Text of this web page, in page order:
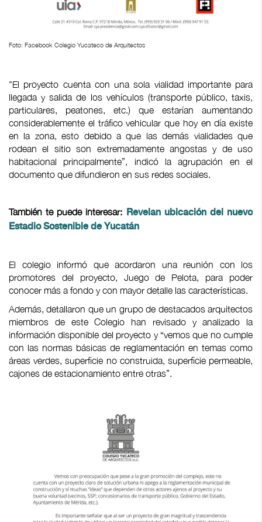
Foto: Facebook Colegio Yucateco de Arquitectos
"El proyecto cuenta con una sola vialidad importante para
llegada y salida de los vehículos (transporte público, taxis,
particulares, peatones, etc.) que estarían aumentando
considerablemente el tráfico vehicular que hoy en día existe
en la zona, esto debido a que las demás vialidades que
rodean el sitio son extremadamente angostas y de uso
habitacional principalmente”, indicó la agrupación en el
documento que difundieron en sus redes sociales.
También te puede interesar: Revelan ubicación del nuevo
Estadio Sostenible de Yucatán
El colegio informó que acordaron una reunión con los
promotores del proyecto, Juego de Pelota, para poder
conocer más a fondo y con mayor detalle las características.
Además, detallaron que un grupo de destacados arquitectos
miembros de este Colegio han revisado y analizado la
información disponible del proyecto y “vemos que no cumple
con las normas básicas de reglamentación en temas como
áreas verdes, superficie no construida, superficie permeable,
cajones de estacionamiento entre otras”.